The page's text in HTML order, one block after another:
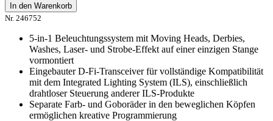
In den Warenkorb
Nr. 246752
5-in-1 Beleuchtungssystem mit Moving Heads, Derbies,
Washes, Laser- und Strobe-Effekt auf einer einzigen Stange
vormontiert
Eingebauter D-Fi-Transceiver für vollständige Kompatibilität
mit dem Integrated Lighting System (ILS), einschließlich
drahtloser Steuerung anderer ILS-Produkte
Separate Farb- und Goboräder in den beweglichen Köpfen
ermöglichen kreative Programmierung